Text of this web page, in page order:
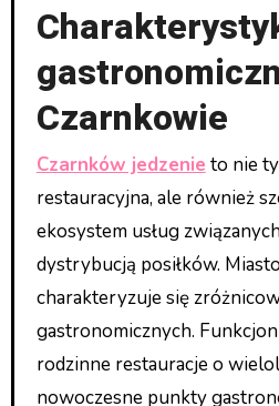
Czarnkowie
Czarnków jedzenie to nie
restauracyjna, ale również
ekosystem usług
dystrybucją posiłków.
charakteryzuje się
gastronomicznych.
rodzinne restauracje o
nowoczesne punkty